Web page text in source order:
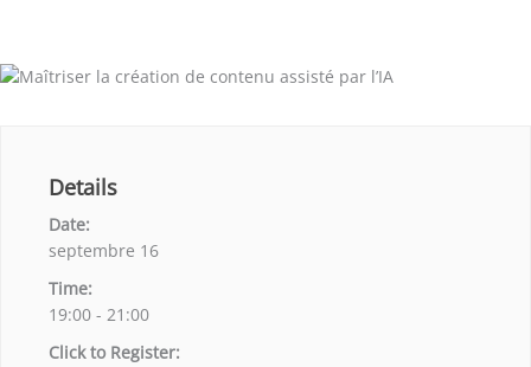
Details
Date:
septembre 16
Time:
19:00 - 21:00
Click to Register: